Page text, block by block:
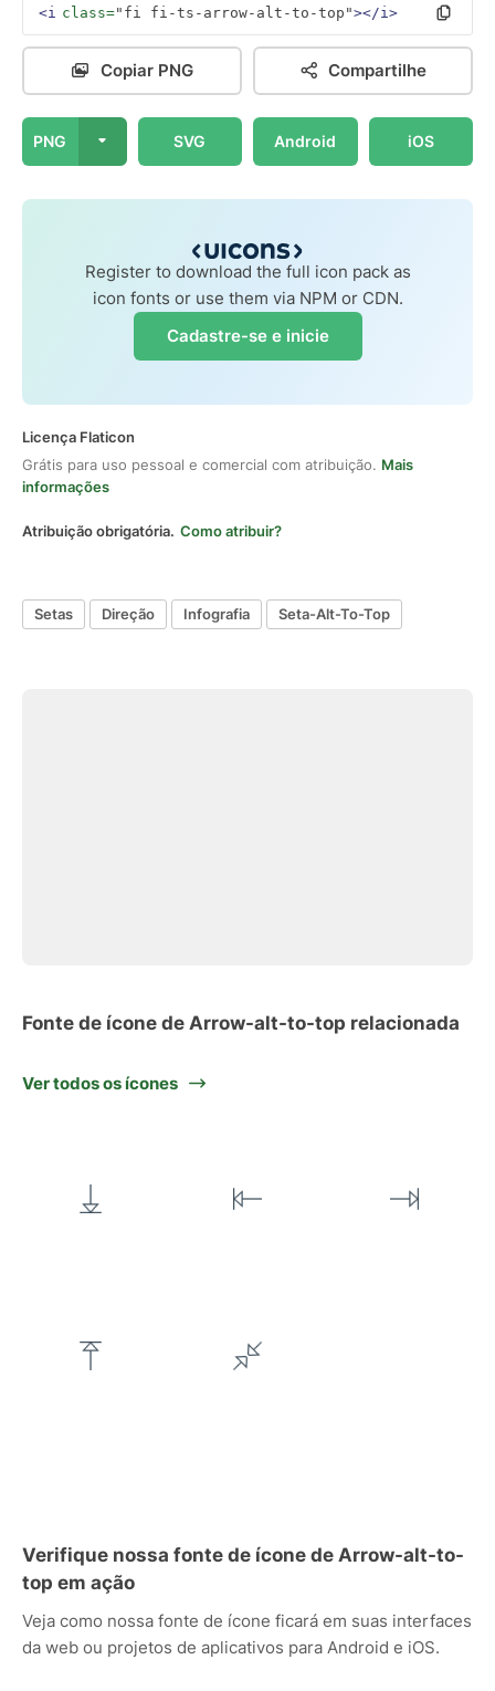
<i class="fi fi-ts-arrow-alt-to-top"></i>
Copiar PNG Compartilhe
PNG SVG Android iOS
Register to download the full icon pack as
icon fonts or use them via NPM or CDN.
Cadastre-se e inicie
Licença Flaticon
Grátis para uso pessoal e comercial com atribuição. Mais
informações
Atribuição obrigatória. Como atribuir?
Setas Direção Infografia Seta-Alt-To-Top
Fonte de ícone de Arrow-alt-to-top relacionada
Ver todos os ícones
Verifique nossa fonte de ícone de Arrow-alt-to-
top em ação
Veja como nossa fonte de ícone ficará em suas interfaces
da web ou projetos de aplicativos para Android e iOS.